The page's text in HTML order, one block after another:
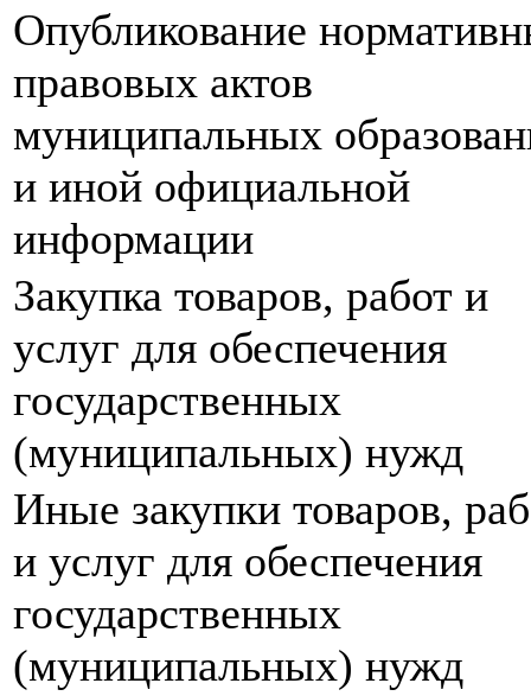
Опубликование
правовых актов
муниципальных
и иной официальной
информации
Закупка товаров, работ и
услуг для обеспечения
государственных
(муниципальных) нужд
Иные закупки товаров,
и услуг для обеспечения
государственных
(муниципальных) нужд